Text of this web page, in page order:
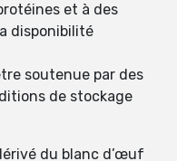
et à des
disponibilité
soutenue par des
de stockage
du blanc d’œuf